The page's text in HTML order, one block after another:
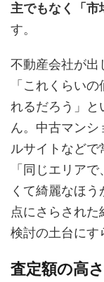
主でもなく「市
す。
不動産会社が出
「これくらい
れるだろう」と
ん。中古マンシ
ルサイトなどで
「同じエリア
くて綺麗なほ
点にさらされた
検討の土台にす
査定額の高